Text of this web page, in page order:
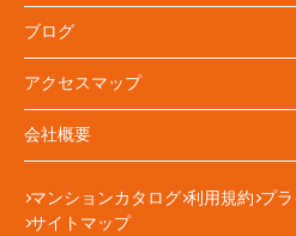
ブログ
アクセスマップ
会社概要
マンションカタログ 利用規約 プ
サイトマップ